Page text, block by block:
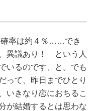
確率は約４％……でき
異議あり！ という人
いるのです、と。でも
って、昨日までひとり
いきなり恋におちるこ
が結婚するとは思わな